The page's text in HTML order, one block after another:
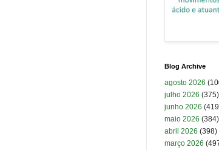
Blog Archive
agosto 2026
julho 2026 (375)
junho 2026
maio 2026 (384)
abril 2026 (398)
março 2026